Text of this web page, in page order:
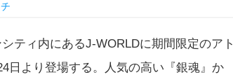
ティ内にあるJ-WORLDに期間限定のアト
日より登場する。人気の高い『銀魂』か